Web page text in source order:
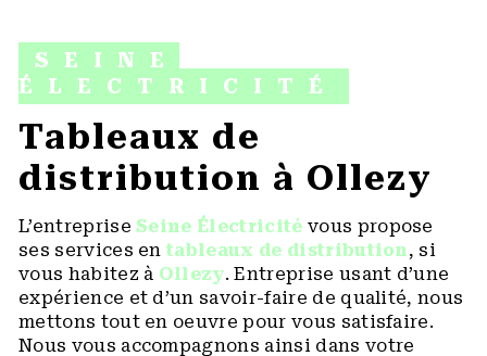
SEINE
ÉLECTRICITÉ
tableaux de
distribution à Ollezy
L’entrepriseSeine Électricité vous propose
ses services entableaux de distribution, si
vous habitez à Ollezy. Entreprise usant d’une
expérience et d’un savoir-faire de qualité, nous
mettons tout en oeuvre pour vous satisfaire.
Nous vous accompagnons ainsi dans votre